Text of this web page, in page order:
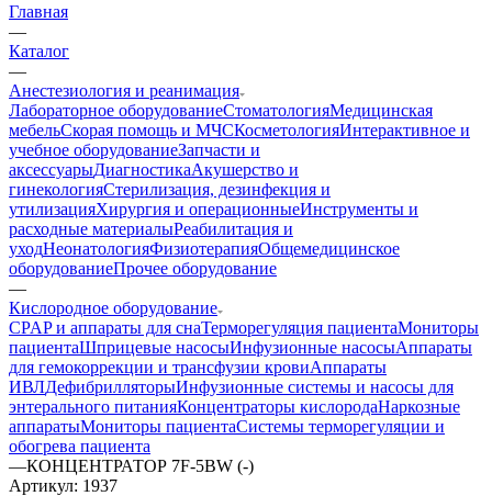
Главная
—
Каталог
—
Анестезиология и реанимация
Лабораторное оборудованиеСтоматологияМедицинская
мебельСкорая помощь и МЧСКосметологияИнтерактивное и
учебное оборудованиеЗапчасти и
аксессуарыДиагностикаАкушерство и
гинекологияСтерилизация, дезинфекция и
утилизацияХирургия и операционныеИнструменты и
расходные материалыРеабилитация и
уходНеонатологияФизиотерапияОбщемедицинское
оборудованиеПрочее оборудование
—
Кислородное оборудование
CPAP и аппараты для снаТерморегуляция пациентаМониторы
пациентаШприцевые насосыИнфузионные насосыАппараты
для гемокоррекции и трансфузии кровиАппараты
ИВЛДефибрилляторыИнфузионные системы и насосы для
энтерального питанияКонцентраторы кислородаНаркозные
аппаратыМониторы пациентаСистемы терморегуляции и
обогрева пациента
—КОНЦЕНТРАТОР 7F-5BW (-)
Артикул: 1937